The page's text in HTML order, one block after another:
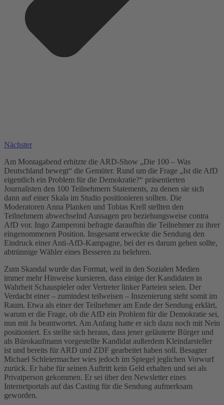
Nächster
Am Montagabend erhitzte die ARD-Show „Die 100 – Was
Deutschland bewegt“ die Gemüter. Rund um die Frage „Ist die AfD
eigentlich ein Problem für die Demokratie?“ präsentierten
Journalisten den 100 Teilnehmern Statements, zu denen sie sich
dann auf einer Skala im Studio positionieren sollten. Die
Moderatoren Anna Planken und Tobias Krell stellten den
Teilnehmern abwechselnd Aussagen pro beziehungsweise contra
AfD vor. Ingo Zamperoni befragte daraufhin die Teilnehmer zu ihrer
eingenommenen Position. Insgesamt erweckte die Sendung den
Eindruck einer Anti-AfD-Kampagne, bei der es darum gehen sollte,
abtrünnige Wähler eines Besseren zu belehren.
Zum Skandal wurde das Format, weil in den Sozialen Medien
immer mehr Hinweise kursieren, dass einige der Kandidaten in
Wahrheit Schauspieler oder Vertreter linker Parteien seien. Der
Verdacht einer – zumindest teilweisen – Inszenierung steht somit im
Raum. Etwa als einer der Teilnehmer am Ende der Sendung erklärt,
warum er die Frage, ob die AfD ein Problem für die Demokratie sei,
nun mit Ja beantwortet. Am Anfang hatte er sich dazu noch mit Nein
positioniert. Es stellte sich heraus, dass jener geläuterte Bürger und
als Bürokaufmann vorgestellte Kandidat außerdem Kleindarsteller
ist und bereits für ARD und ZDF gearbeitet haben soll. Besagter
Michael Schleiermacher wies jedoch im Spiegel jeglichen Vorwurf
zurück. Er habe für seinen Auftritt kein Geld erhalten und sei als
Privatperson gekommen. Er sei über den Newsletter eines
Internetportals auf das Casting für die Sendung aufmerksam
geworden.